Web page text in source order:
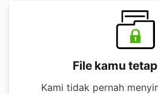
File kamu
Kami tidak pernah